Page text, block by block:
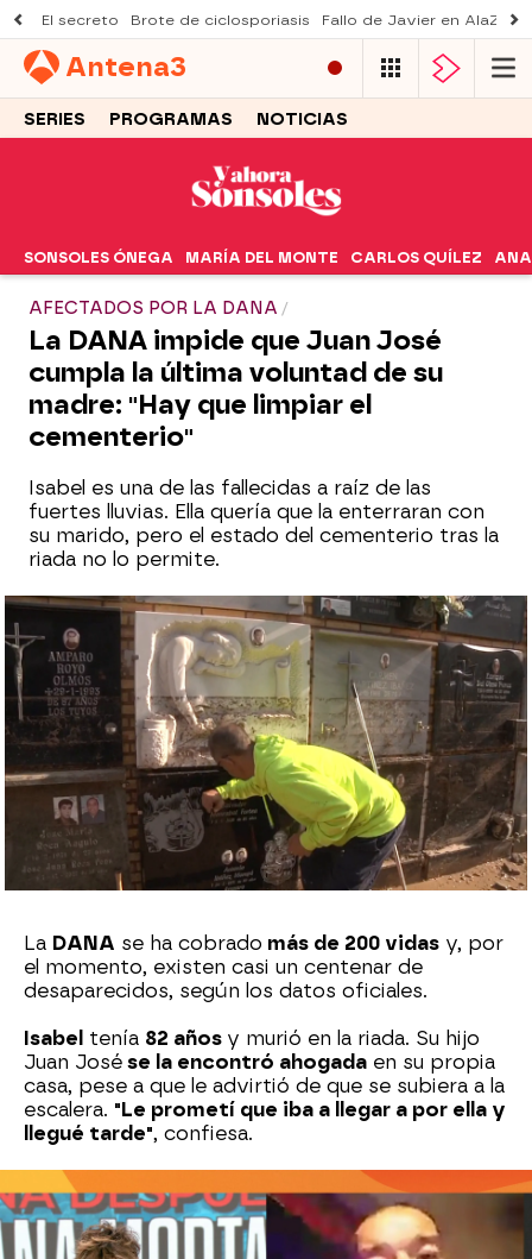
El secreto Brote de ciclosporiasis Fallo de Javier en AlaZ
Antena3
SERIES PROGRAMAS NOTICIAS
SONSOLES ÓNEGA MARÍA DEL MONTE CARLOS QUÍLEZ ANA
AFECTADOS POR LA DANA
La DANA impide que Juan José
cumpla la última voluntad de su
madre: "Hay que limpiar el
cementerio"
Isabel es una de las fallecidas a raíz de las
fuertes lluvias. Ella quería que la enterraran con
su marido, pero el estado del cementerio tras la
riada no lo permite.
Sara Sanz Navarro
Publicado:06 de noviembre de 2024, 18:23
WhatsappFacebook Flipboard
La DANA se ha cobrado más de 200 vidas y, por
el momento, existen casi un centenar de
desaparecidos, según los datos oficiales.
Isabel tenía 82 años y murió en la riada. Su hijo
Juan José se la encontró ahogada en su propia
casa, pese a que le advirtió de que se subiera a la
escalera. "Le prometí que iba a llegar a por ella y
llegué tarde", confiesa.
Su última voluntadsiempre fue que la enterraran
en elcementerio de Catarroja
, junto a su
marido. Sin embargo, el estado del cementerio